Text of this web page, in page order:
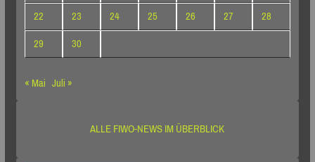
22
23 24 25 26 27
28
29
30
« Mai Juli »
ALLE FIWO-NEWS IM ÜBERBLICK